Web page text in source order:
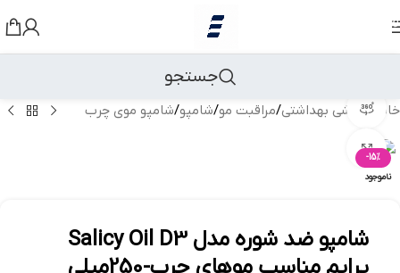
رد کردن به ناوبری
جستجو
خانه /آرایشی بهداشتی/مراقبت مو/شامپو/شامپو موی چرب
-15%
ناموجود
مشاهده 360 درجه
شامپو ضد شوره مدل Salicy Oil D3